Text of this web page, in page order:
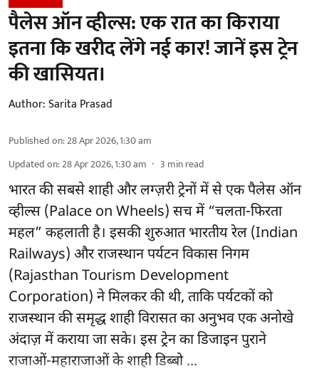
पैलेस ऑन व्हील्स: एक रात का किराया
इतना कि खरीद लेंगे नई कार! जानें इस ट्रेन
की खासियत।
Author:Sarita Prasad
Published on:28 Apr 2026, 1:30 am
Updated on:28 Apr 2026, 1:30 am 3 min read
भारत की सबसे शाही और लग्ज़री ट्रेनों में से एक पैलेस ऑन
व्हील्स (Palace on Wheels) सच में “चलता-फिरता
महल” कहलाती है। इसकी शुरुआत भारतीय रेल (Indian
Railways) और राजस्थान पर्यटन विकास निगम
(Rajasthan Tourism Development
Corporation) ने मिलकर की थी, ताकि पर्यटकों को
राजस्थान की समृद्ध शाही विरासत का अनुभव एक अनोखे
अंदाज़ में कराया जा सके। इस ट्रेन का डिजाइन पुराने
राजाओं-महाराजाओं के शाही डिब्बो ...